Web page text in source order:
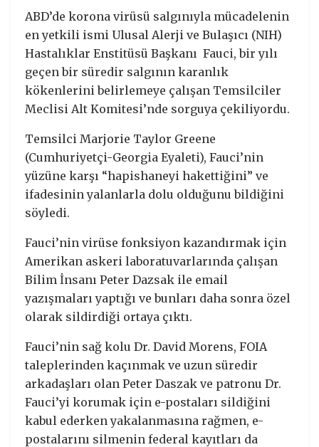
ABD’de korona virüsü salgınıyla mücadelenin
en yetkili ismi Ulusal Alerji ve Bulaşıcı (NIH)
Hastalıklar Enstitüsü Başkanı Fauci, bir yılı
geçen bir süredir salgının karanlık
kökenlerini belirlemeye çalışan Temsilciler
Meclisi Alt Komitesi’nde sorguya çekiliyordu.
Temsilci Marjorie Taylor Greene
(Cumhuriyetçi-Georgia Eyaleti), Fauci’nin
yüzüne karşı “hapishaneyi hakettiğini” ve
ifadesinin yalanlarla dolu olduğunu bildiğini
söyledi.
Fauci’nin virüse fonksiyon kazandırmak için
Amerikan askeri laboratuvarlarında çalışan
Bilim İnsanı Peter Dazsak ile email
yazışmaları yaptığı ve bunları daha sonra özel
olarak sildirdiği ortaya çıktı.
Fauci’nin sağ kolu Dr. David Morens, FOIA
taleplerinden kaçınmak ve uzun süredir
arkadaşları olan Peter Daszak ve patronu Dr.
Fauci’yi korumak için e-postaları sildiğini
kabul ederken yakalanmasına rağmen, e-
postalarını silmenin federal kayıtları da